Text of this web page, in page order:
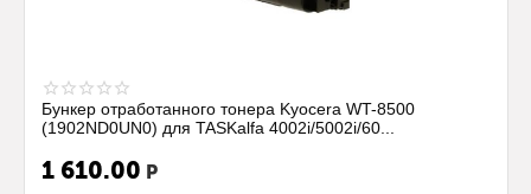
Блок Фотобарабана Sakura DK170/110/130/150 для
1 825.00
Бункер отработанного тонера Kyocera WT-8500
(1902ND0UN0) для TASKalfa 4002i/5002i/60...
1 610.00 Р